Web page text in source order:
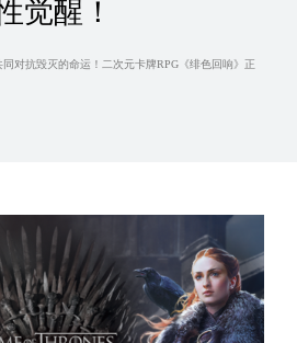
觉醒！
对抗毁灭的命运！二次元卡牌RPG《绯色回响》正